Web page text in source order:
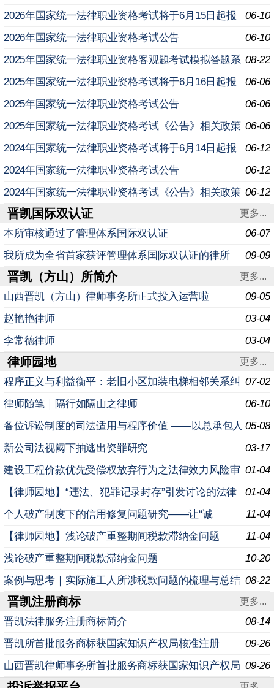
应届毕业生申请授予法律职业资格相关事宜的公告
06-10
2026年国家统一法律职业资格考试将于6月15日起报
名
06-10
2026年国家统一法律职业资格考试公告
08-22
2025年国家统一法律职业资格客观题考试模拟答题系
统上线
06-06
2025年国家统一法律职业资格考试将于6月16日起报
名
06-06
2025年国家统一法律职业资格考试公告
06-06
2025年国家统一法律职业资格考试《公告》相关政策
规定问答
06-12
2024年国家统一法律职业资格考试将于6月14日起报
名
06-12
2024年国家统一法律职业资格考试公告
06-12
2024年国家统一法律职业资格考试《公告》相关政策
规定问答
晋凯国际双认证 更多...
06-07
本所审核通过了管理体系国际双认证
09-09
我所成为全省首家获评管理体系国际双认证的律所
晋凯（方山）所简介 更多...
09-05
山西晋凯（方山）律师事务所正式投入运营啦
03-04
赵艳艳律师
03-04
李常德律师
律师园地 更多...
07-02
程序正义与利益衡平：老旧小区加装电梯相邻关系纠
纷实务研究
06-10
律师随笔｜隔行如隔山之律师
05-08
备位诉讼制度的司法适用与程序价值 ——以总承包人
追偿权为分析视角 引 言 在建设工程纠纷的实务处理中03-17
新公司法视阈下抽逃出资罪研究
01-04
建设工程价款优先受偿权放弃行为之法律效力风险审
视与实务应对策略研究
01-04
【律师园地】“违法、犯罪记录封存”引发讨论的法律
盲点解析
11-04
个人破产制度下的信用修复问题研究——让“诚
信”而“不幸”的人“重生”
11-04
【律师园地】浅论破产重整期间税款滞纳金问题
10-20
浅论破产重整期间税款滞纳金问题
08-22
案例与思考｜实际施工人所涉税款问题的梳理与总结
晋凯注册商标 更多...
08-14
晋凯法律服务注册商标简介
09-26
晋凯所首批服务商标获国家知识产权局核准注册
09-26
山西晋凯律师事务所首批服务商标获国家知识产权局